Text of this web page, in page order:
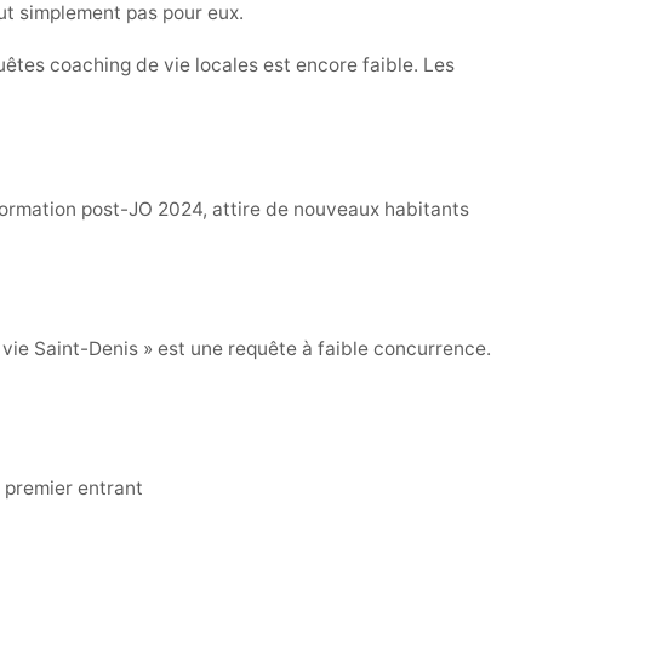
simplement pas pour eux.
coaching de vie locales est encore faible. Les
post-JO 2024, attire de nouveaux habitants
Saint-Denis » est une requête à faible concurrence.
entrant